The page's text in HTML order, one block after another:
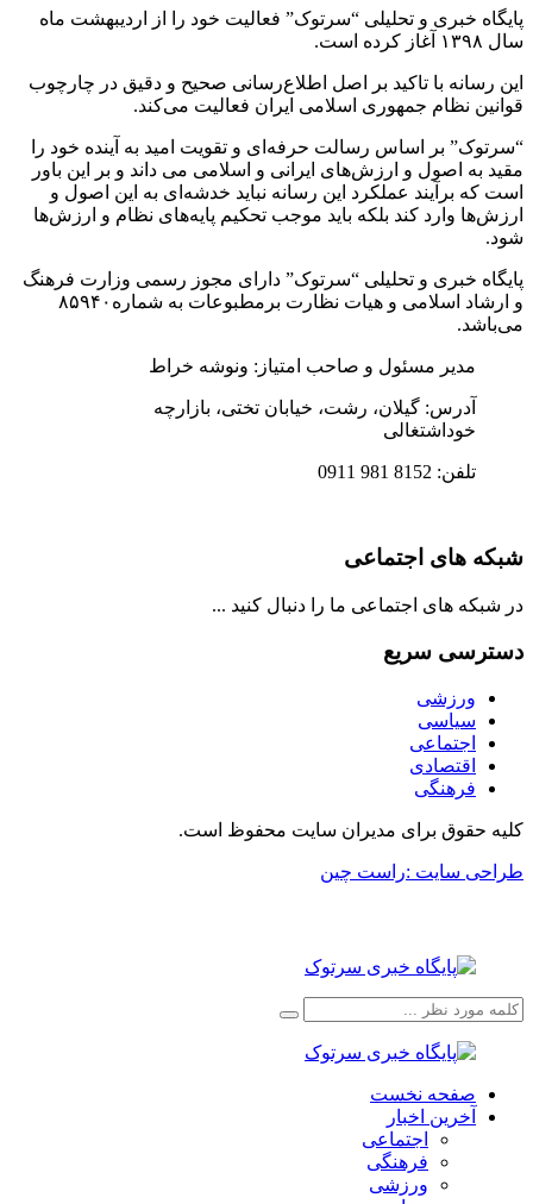
پایگاه خبری و تحلیلی “سرتوک” فعالیت خود را از اردیبهشت ماه
سال ۱۳۹۸ آغاز کرده است.
این رسانه با تاکید بر اصل اطلاع‌رسانی صحیح و دقیق در چارچوب
قوانین نظام جمهوری اسلامی ایران فعالیت می‌کند.
“سرتوک” بر اساس رسالت حرفه‌ای و تقویت امید به آینده خود را
مقید به اصول و ارزش‌های ایرانی و اسلامی می داند و بر این باور
است که برآیند عملکرد این رسانه نباید خدشه‌ای به این اصول و
ارزش‌ها وارد کند بلکه باید موجب تحکیم پایه‌های نظام و ارزش‌ها
شود.
پایگاه خبری و تحلیلی “سرتوک” دارای مجوز رسمی وزارت فرهنگ
و ارشاد اسلامی و هیات نظارت برمطبوعات به شماره۸۵۹۴۰
می‌باشد.
مدیر مسئول و صاحب امتیاز: ونوشه خراط
آدرس: گیلان، رشت، خیابان تختی، بازارچه
خوداشتغالی
تلفن: 8152 981 0911
شبکه های اجتماعی
در شبکه های اجتماعی ما را دنبال کنید ...
دسترسی سریع
ورزشی
سیاسی
اجتماعی
اقتصادی
فرهنگی
کلیه حقوق برای مدیران سایت محفوظ است.
طراحی سایت :راست چین
صفحه نخست
آخرین اخبار
اجتماعی
فرهنگی
ورزشی